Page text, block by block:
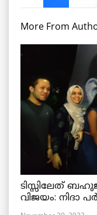
More From
ടിസ്സിലേത്
വിജയം: നിദാ